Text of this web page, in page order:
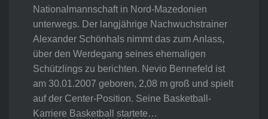
Nationalmannschaft in Nord-Mazedonien
unterwegs. Der langjährige Nachwuchstrainer
Alexander Schönhals nimmt das zum Anlass,
über den Werdegang seines ehemaligen
Schützlings zu berichten. Nevio Bennefeld ist
am 30.01.2007 geboren, 2,08 m groß und spielt
auf der Center-Position. Seine Basketball-
Karriere Basketball startete…